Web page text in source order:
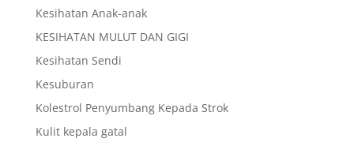
Kesihatan Anak-anak
KESIHATAN MULUT DAN GIGI
Kesihatan Sendi
Kesuburan
Kolestrol Penyumbang Kepada Strok
Kulit kepala gatal